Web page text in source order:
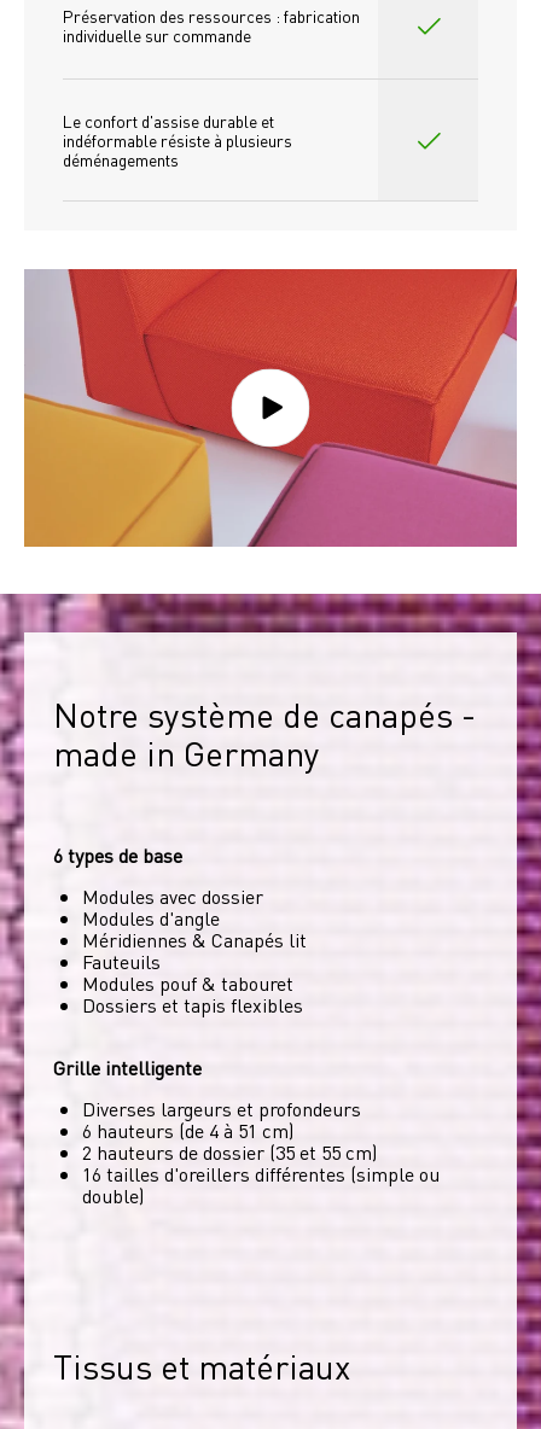
Préservation des ressources : fabrication
individuelle sur commande
Le confort d'assise durable et
indéformable résiste à plusieurs
déménagements
Notre système de canapés -
made in Germany
6 types de base
Modules avec dossier
Modules d'angle
Méridiennes & Canapés lit
Fauteuils
Modules pouf & tabouret
Dossiers et tapis flexibles
Grille intelligente
Diverses largeurs et profondeurs
6 hauteurs (de 4 à 51 cm)
2 hauteurs de dossier (35 et 55 cm)
16 tailles d'oreillers différentes (simple ou
double)
Tissus et matériaux